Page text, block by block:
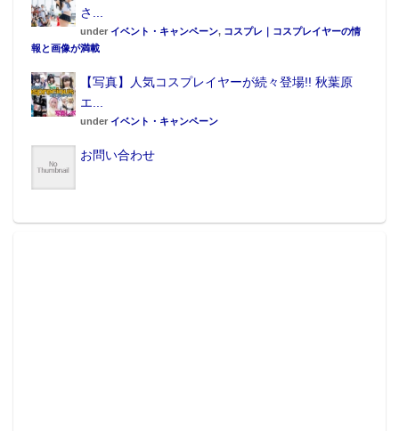
さ...
under イベント・キャンペーン, コスプレ｜コスプレイヤーの情
報と画像が満載
【写真】人気コスプレイヤーが続々登場!! 秋葉原
エ...
under イベント・キャンペーン
お問い合わせ